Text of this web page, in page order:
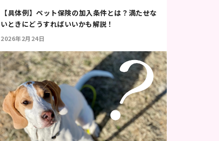
【具体例】ペット保険の加入条件とは？満たせな
いときにどうすればいいかも解説！
2026年2月24日